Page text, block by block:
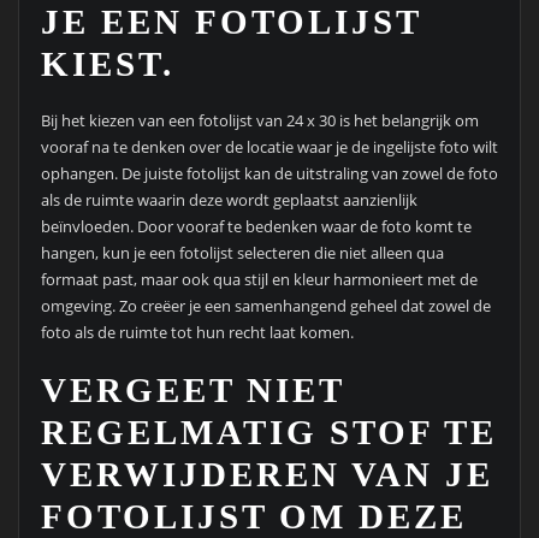
JE EEN FOTOLIJST
KIEST.
Bij het kiezen van een fotolijst van 24 x 30 is het belangrijk om
vooraf na te denken over de locatie waar je de ingelijste foto wilt
ophangen. De juiste fotolijst kan de uitstraling van zowel de foto
als de ruimte waarin deze wordt geplaatst aanzienlijk
beïnvloeden. Door vooraf te bedenken waar de foto komt te
hangen, kun je een fotolijst selecteren die niet alleen qua
formaat past, maar ook qua stijl en kleur harmonieert met de
omgeving. Zo creëer je een samenhangend geheel dat zowel de
foto als de ruimte tot hun recht laat komen.
VERGEET NIET
REGELMATIG STOF TE
VERWIJDEREN VAN JE
FOTOLIJST OM DEZE